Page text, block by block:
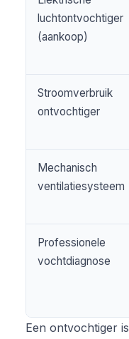
luchtontvochtiger
(aankoop)
Stroomverbruik
ontvochtiger
Mechanisch
ventilatiesysteem
Professionele
vochtdiagnose
Een ontvochtiger